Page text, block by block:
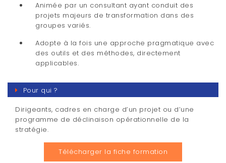
Animée par un consultant ayant conduit des
projets majeurs de transformation dans des
groupes variés.
Adopte à la fois une approche pragmatique avec
des outils et des méthodes, directement
applicables.
Pour qui ?
Dirigeants, cadres en charge d’un projet ou d’une
programme de déclinaison opérationnelle de la
stratégie.
Télécharger la fiche formation